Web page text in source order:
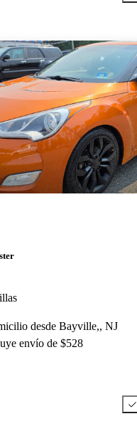
desde Bayville,, NJ
envío de $528